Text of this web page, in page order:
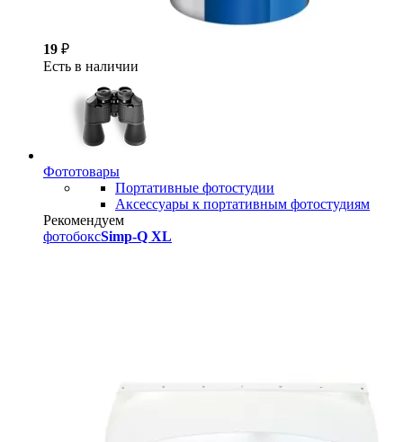
19 ₽
Есть в наличии
Фототовары
Портативные фотостудии
Аксессуары к портативным фотостудиям
Рекомендуем
фотобоксSimp-Q XL